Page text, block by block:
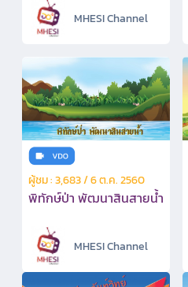
MHESI Channel
ผู้ชม : 3,683 / 6 ต.ค. 2560
พิทักษ์ป่า พัฒนาสินสายน้ำ
MHESI Channel